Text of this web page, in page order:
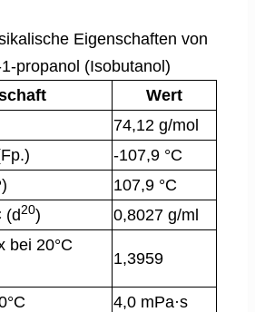
Eigenschaften von
propanol (Isobutanol)
Wert
74,12 g/mol
-107,9 °C
107,9 °C
(d20)
0,8027 g/ml
bei 20°C
1,3959
4,0 mPa·s